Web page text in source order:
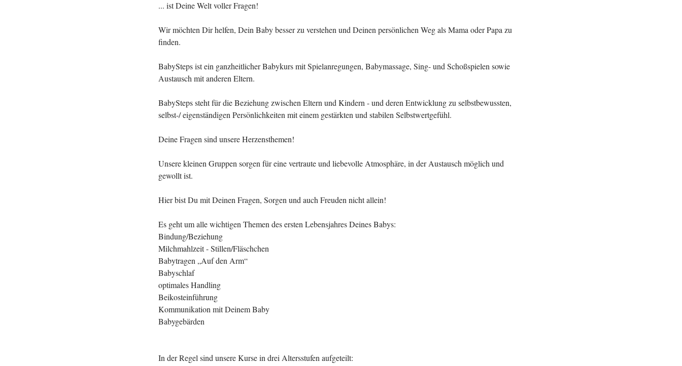
... ist Deine Welt voller Fragen!
Wir möchten Dir helfen, Dein Baby besser zu verstehen und Deinen persönlichen Weg als Mama oder Papa zu
finden.
BabySteps ist ein ganzheitlicher Babykurs mit Spielanregungen, Babymassage, Sing- und Schoßspielen sowie
Austausch mit anderen Eltern.
BabySteps steht für die Beziehung zwischen Eltern und Kindern - und deren Entwicklung zu selbstbewussten,
selbst-/ eigenständigen Persönlichkeiten mit einem gestärkten und stabilen Selbstwertgefühl.
Deine Fragen sind unsere Herzensthemen!
Unsere kleinen Gruppen sorgen für eine vertraute und liebevolle Atmosphäre, in der Austausch möglich und
gewollt ist.
Hier bist Du mit Deinen Fragen, Sorgen und auch Freuden nicht allein!
Es geht um alle wichtigen Themen des ersten Lebensjahres Deines Babys:
Bindung/Beziehung
Milchmahlzeit - Stillen/Fläschchen
Babytragen „Auf den Arm“
Babyschlaf
optimales Handling
Beikosteinführung
Kommunikation mit Deinem Baby
Babygebärden
In der Regel sind unsere Kurse in drei Altersstufen aufgeteilt: